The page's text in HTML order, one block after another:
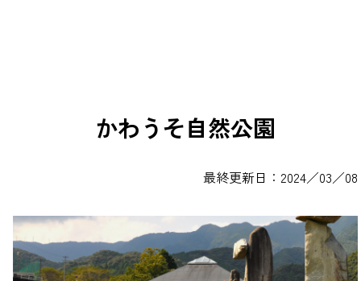
かわうそ自然公園
最終更新日：2024／03／08